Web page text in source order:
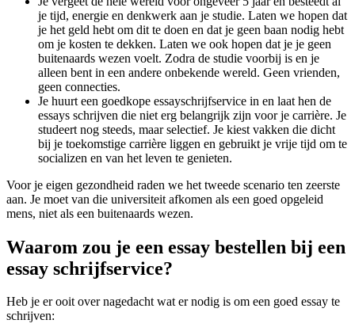
je tijd, energie en denkwerk aan je studie. Laten we hopen dat
je het geld hebt om dit te doen en dat je geen baan nodig hebt
om je kosten te dekken. Laten we ook hopen dat je je geen
buitenaards wezen voelt. Zodra de studie voorbij is en je
alleen bent in een andere onbekende wereld. Geen vrienden,
geen connecties.
Je huurt een goedkope essayschrijfservice in en laat hen de
essays schrijven die niet erg belangrijk zijn voor je carrière. Je
studeert nog steeds, maar selectief. Je kiest vakken die dicht
bij je toekomstige carrière liggen en gebruikt je vrije tijd om te
socializen en van het leven te genieten.
Voor je eigen gezondheid raden we het tweede scenario ten zeerste
aan. Je moet van die universiteit afkomen als een goed opgeleid
mens, niet als een buitenaards wezen.
Waarom zou je een essay bestellen bij een
essay schrijfservice?
Heb je er ooit over nagedacht wat er nodig is om een goed essay te
schrijven: